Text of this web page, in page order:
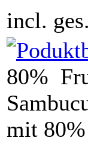
incl.
80%
mit